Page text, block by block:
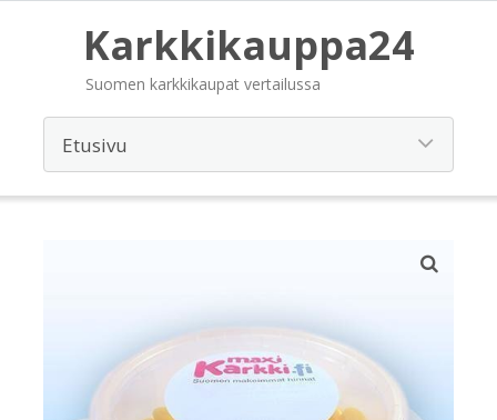
Karkkikauppa24
Suomen karkkikaupat vertailussa